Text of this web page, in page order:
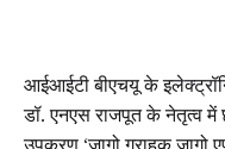
आईआईटी बीएचयू के
डॉ. एनएस राजपूत के नेतृत्व में